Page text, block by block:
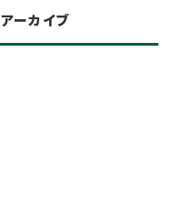
アーカイブ